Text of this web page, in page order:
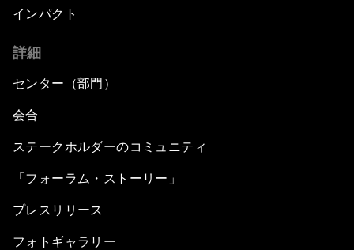
インパクト
詳細
センター（部門）
会合
ステークホルダーのコミュニティ
「フォーラム・ストーリー」
プレスリリース
フォトギャラリー